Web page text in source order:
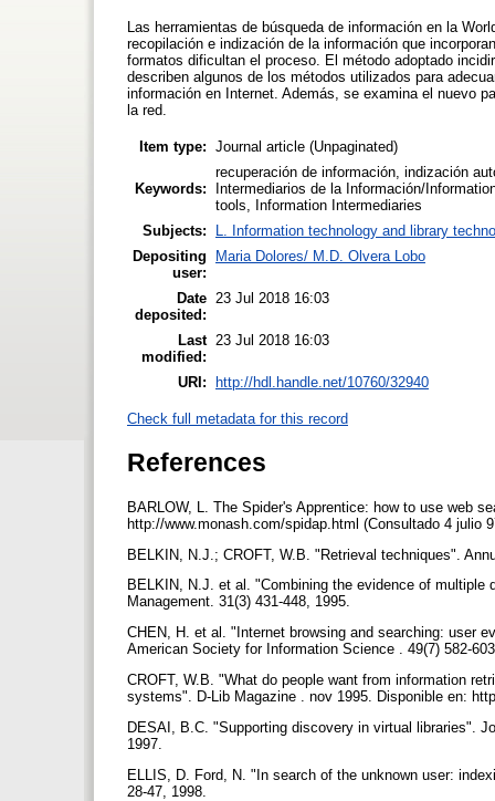
Las herramientas de búsqueda de información en la
recopilación e indización de la información que
formatos dificultan el proceso. El método adoptado
describen algunos de los métodos utilizados para
información en Internet. Además, se examina el nuevo
la red.
Item type: Journal article (Unpaginated)
Keywords:
recuperación de información, indización
Intermediarios de la Información/
tools, Information Intermediaries
Subjects:
L. Information technology and library
Depositing
user:
Maria Dolores/ M.D. Olvera Lobo
Date
deposited:
23 Jul 2018 16:03
Last
modified:
23 Jul 2018 16:03
URI: http://hdl.handle.net/10760/32940
Check full metadata for this record
References
BARLOW, L. The Spider's Apprentice: how to use web
http://www.monash.com/spidap.html (Consultado 4 julio
BELKIN, N.J.; CROFT, W.B. "Retrieval techniques".
BELKIN, N.J. et al. "Combining the evidence of
Management. 31(3) 431-448, 1995.
CHEN, H. et al. "Internet browsing and searching: user
American Society for Information Science . 49(7) 582-
CROFT, W.B. "What do people want from information
systems". D-Lib Magazine . nov 1995. Disponible en:
DESAI, B.C. "Supporting discovery in virtual libraries".
1997.
ELLIS, D. Ford, N. "In search of the unknown user:
28-47, 1998.